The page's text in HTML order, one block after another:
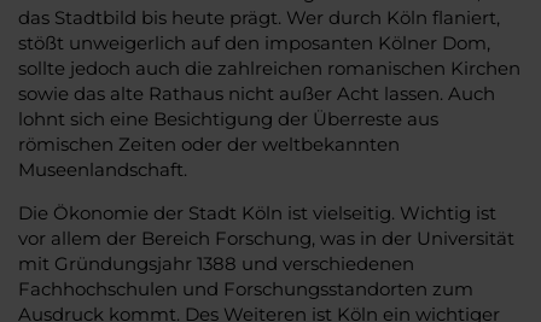
das Stadtbild bis heute prägt. Wer durch Köln flaniert,
stößt unweigerlich auf den imposanten Kölner Dom,
sollte jedoch auch die zahlreichen romanischen Kirchen
sowie das alte Rathaus nicht außer Acht lassen. Auch
lohnt sich eine Besichtigung der Überreste aus
römischen Zeiten oder der weltbekannten
Museenlandschaft.
Die Ökonomie der Stadt Köln ist vielseitig. Wichtig ist
vor allem der Bereich Forschung, was in der Universität
mit Gründungsjahr 1388 und verschiedenen
Fachhochschulen und Forschungsstandorten zum
Ausdruck kommt. Des Weiteren ist Köln ein wichtiger